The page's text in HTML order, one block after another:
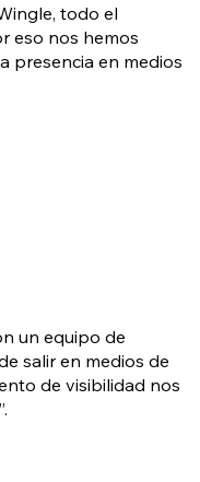
todo el
eso nos hemos
presencia en medios
un equipo de
salir en medios de
de visibilidad nos